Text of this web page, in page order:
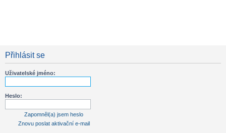
Přihlásit se
Uživatelské jméno:
Heslo:
Zapomněl(a) jsem heslo
Znovu poslat aktivační e-mail